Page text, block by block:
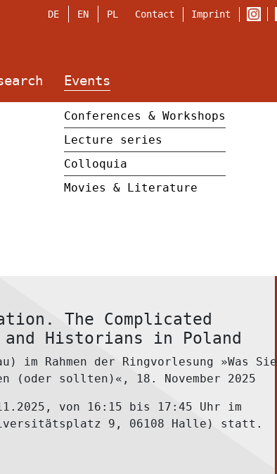
DE EN PL Contact Imprint
Events
Conferences & Workshops
Lecture series
Colloquia
Movies & Literature
The Complicated
Historians in Poland
im Rahmen der Ringvorlesung »Was Sie
(oder sollten)«, 18. November 2025
, von 16:15 bis 17:45 Uhr im
9, 06108 Halle) statt.